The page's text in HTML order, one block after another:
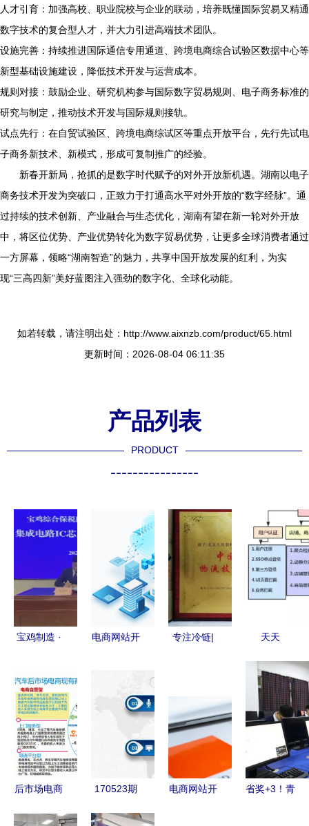
人才引育：加强高校、职业院校与企业的联动，培养既懂国际贸易又精通
数字技术的复合型人才，并大力引进高端技术团队。
设施完善：持续推进国际通信专用通道、跨境电商综合试验区数据中心等
新型基础设施建设，降低技术开发与运营成本。
规则对接：鼓励企业、研究机构参与国际数字贸易规则、电子商务标准的
研究与制定，推动技术开发与国际规则接轨。
试点先行：在自贸试验区、跨境电商综试区等重点开放平台，先行先试电
子商务新技术、新模式，形成可复制推广的经验。
新春开新局，抢抓的是数字时代赋予的对外开放新机遇。湖南以电子
商务技术开发为突破口，正致力于打通高水平对外开放的“数字经脉”。通
过持续的技术创新、产业融合与生态优化，湖南有望在新一轮对外开放
中，将区位优势、产业优势转化为数字贸易优势，让更多全球消费者通过
一方屏幕，领略“湖南智造”的魅力，共享中国开放发展的红利，为实
现“三高四新”美好蓝图注入强劲的数字化、全球化动能。
如若转载，请注明出处：http://www.aixnzb.com/product/65.html
更新时间：2026-08-04 06:11:35
产品列表
PRODUCT
----------------
宝鸡制造 ·
成电路IC芯
片烧录项目
落户宝鸡综
合保税区，
助推电子商
务技术开发
电商网站开
业的全链路
专注冷链|
技术装备优
秀供应商
天天
月底薪 电
商技术开发
如何突破瓶
颈，成为人
上人？
后市场电商
170523期
电商网站开
省奖+3！青